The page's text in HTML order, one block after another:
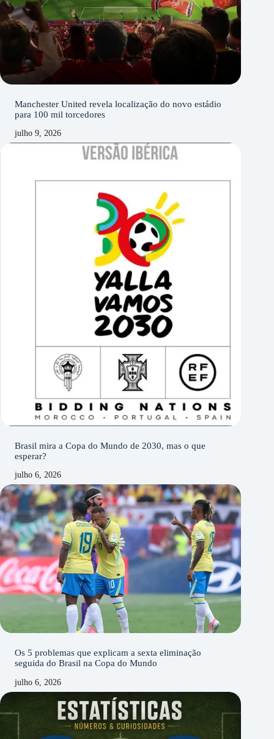
Manchester United revela localização do novo estádio
para 100 mil torcedores
julho 9, 2026
Brasil mira a Copa do Mundo de 2030, mas o que
esperar?
julho 6, 2026
Os 5 problemas que explicam a sexta eliminação
seguida do Brasil na Copa do Mundo
julho 6, 2026